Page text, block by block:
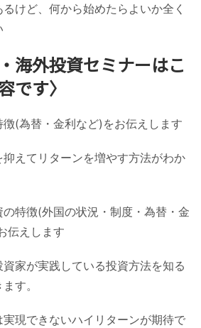
るけど、何から始めたらよいか全く
海外投資セミナーはこ
です〉
徴(為替・金利など)をお伝えします
抑えてリターンを増やす方法がわか
の特徴(外国の状況・制度・為替・金
伝えします
資家が実践している投資方法を知る
す。
実現できないハイリターンが期待で